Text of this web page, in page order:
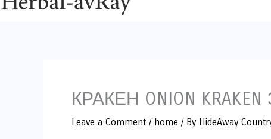
КРАКЕН ONION
Leave a Comment / home / By HideAway